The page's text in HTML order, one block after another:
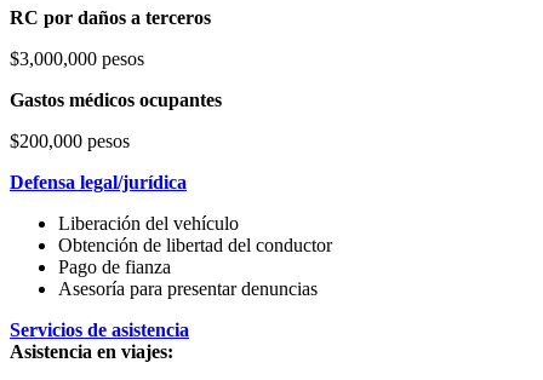
RC por daños a terceros
$3,000,000 pesos
Gastos médicos ocupantes
$200,000 pesos
Defensa legal/jurídica
Liberación del vehículo
Obtención de libertad del conductor
Pago de fianza
Asesoría para presentar denuncias
Servicios de asistencia
Asistencia en viajes: